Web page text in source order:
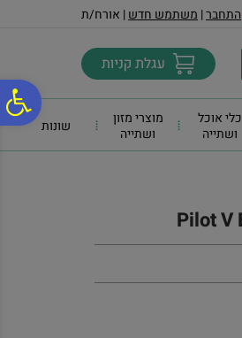
נגישות
אתר
המרכזי
התחבר| משתמש חדש| אורח/ת
כלי אוכל
ושתייה
מוצרי מזון
ושתייה
שונות